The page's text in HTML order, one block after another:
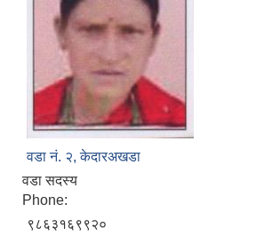
वडा नं. २, केदारअखडा
वडा सदस्य
Phone:
९८६३१६९९२०